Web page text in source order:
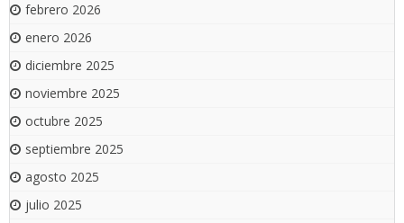
febrero 2026
enero 2026
diciembre 2025
noviembre 2025
octubre 2025
septiembre 2025
agosto 2025
julio 2025